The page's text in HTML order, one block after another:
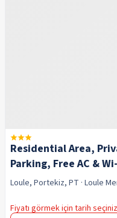
Residential Area,
Parking, Free AC &
Loule, Portekiz, PT · Loule
Fiyatı görmek için tarih seçiniz